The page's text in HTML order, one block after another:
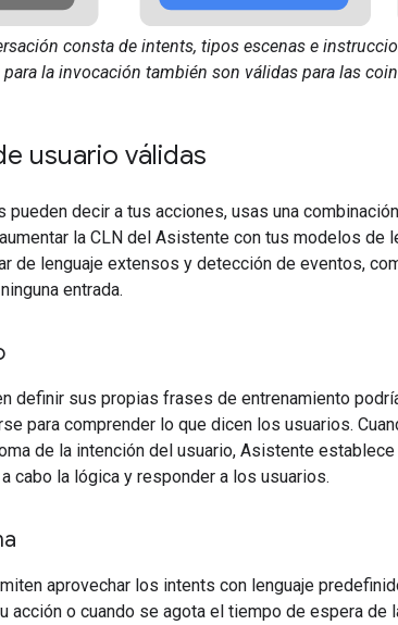
consta de intents, tipos escenas e
la invocación también son válidas para las
usuario válidas
pueden decir a tus acciones, usas una
la CLN del Asistente con tus modelos
de lenguaje extensos y detección de eventos,
entrada.
definir sus propias frases de entrenamiento
para comprender lo que dicen los usuarios.
de la intención del usuario, Asistente
a cabo la lógica y responder a los usuarios.
aprovechar los intents con lenguaje
acción o cuando se agota el tiempo de espera